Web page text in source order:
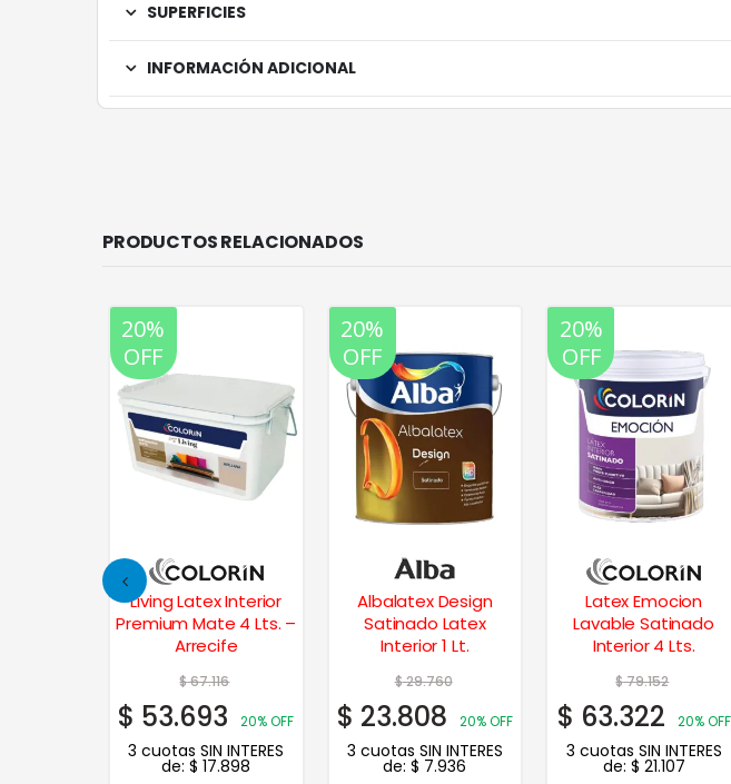
SUPERFICIES
INFORMACIÓN ADICIONAL
PRODUCTOS RELACIONADOS
20%
OFF
Albalatex Design
Satinado Latex
Interior 1 Lt.
$29.760
$ 23.808 20% OFF
3 cuotas SIN INTERES
de:$ 7.936
20%
OFF
Latex Emocion
Lavable Satinado
Interior 4 Lts.
$79.152
$ 63.322 20% OFF
3 cuotas SIN INTERES
de:$ 21.107
20%
OFF
Living Latex Interior
Premium Mate 1 Lt. –
Guinda
$21.561
$ 17.249 20% OFF
3 cuotas SIN INTERES
de:$ 5.750